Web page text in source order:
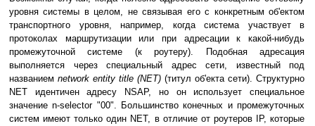
уровня системы в целом, не связывая его с конкретным об'ектом
транспортного уровня, например, когда система участвует в
протоколах маршрутизации или при адресации к какой-нибудь
промежуточной системе (к роутеру). Подобная адресация
выполняется через специальный адрес сети, известный под
названием network entity title (NET) (титул об'екта сети). Структурно
NET идентичен адресу NSAP, но он использует специальное
значение n-selector "00". Большинство конечных и промежуточных
систем имеют только один NET, в отличие от роутеров IP, которые